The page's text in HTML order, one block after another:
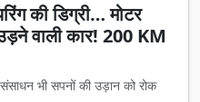
की डिग्री… मोटर
वाली कार! 200 KM
भी सपनों की उड़ान को रोक